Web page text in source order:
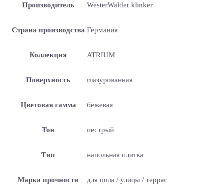
Производитель WesterWalder klinker
Страна производства Германия
Коллекция ATRIUM
Поверхность глазурованная
Цветовая гамма бежевая
Тон пестрый
Тип напольная плитка
Марка прочности для пола / улицы / террас